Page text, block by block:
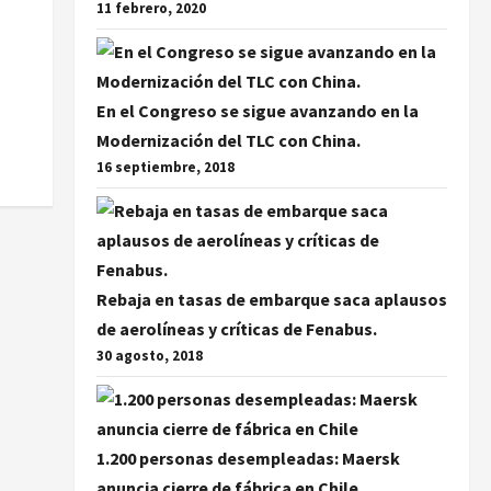
11 febrero, 2020
En el Congreso se sigue avanzando en la
Modernización del TLC con China.
16 septiembre, 2018
Rebaja en tasas de embarque saca aplausos
de aerolíneas y críticas de Fenabus.
30 agosto, 2018
1.200 personas desempleadas: Maersk